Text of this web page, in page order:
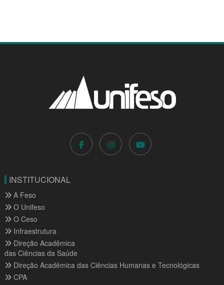
INSTITUCIONAL
A Feso
O Unifeso
O Ceso
Infraestrutura
Direção Acadêmica
das Ciências da Saúde
Direção Acadêmica das Ciências Humanas e Tecnológicas
CPA